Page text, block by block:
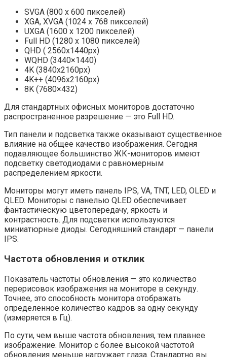
SVGA (800 x 600 пикселей)
XGA, XVGA (1024 x 768 пикселей)
UXGA (1600 x 1200 пикселей)
Full HD (1280 x 1080 пикселей)
QHD ( 2560x1440px)
WQHD (3440×1440)
4K (3840x2160px)
4K++ (4096x2160px)
8K (7680×432)
Для стандартных офисных мониторов достаточно
распространенное разрешение — это Full HD.
Тип панели и подсветка также оказывают существенное
влияние на общее качество изображения. Сегодня
подавляющее большинство ЖК-мониторов имеют
подсветку светодиодами с равномерным
распределением яркости.
Мониторы могут иметь панель IPS, VA, TNT, LED, OLED и
QLED. Мониторы с панелью QLED обеспечивает
фантастическую цветопередачу, яркость и
контрастность. Для подсветки используются
миниатюрные диоды. Сегодняшний стандарт — панели
IPS.
Частота обновления и отклик
Показатель частоты обновления — это количество
перерисовок изображения на мониторе в секунду.
Точнее, это способность монитора отображать
определенное количество кадров за одну секунду
(измеряется в Гц).
По сути, чем выше частота обновления, тем плавнее
изображение. Монитор с более высокой частотой
обновления меньше нагружает глаза. Стандартно вы